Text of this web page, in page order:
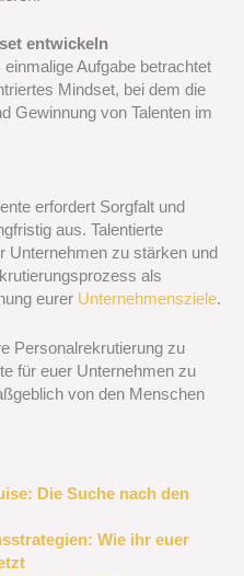
entwickeln
Aufgabe betrachtet
Mindset, bei dem die
Gewinnung von Talenten im
erfordert Sorgfalt und
aus. Talentierte
Unternehmen zu stärken und
als
eurer Unternehmensziele.
Personalrekrutierung zu
für euer Unternehmen zu
von den Menschen
Die Suche nach den
Wie ihr euer